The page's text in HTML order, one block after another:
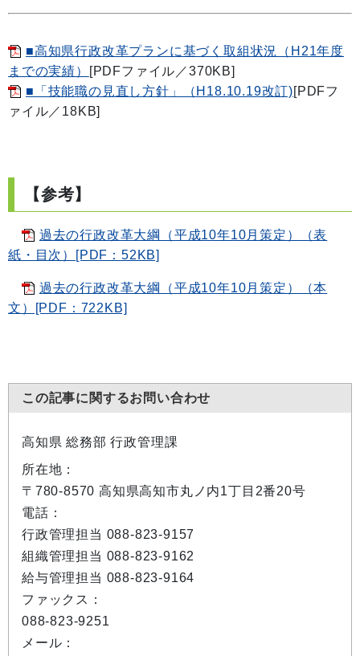
■高知県行政改革プランに基づく取組状況（H21年度
までの実績）
[PDFファイル／370KB]
■「技能職の見直し方針」（H18.10.19改訂)[PDFフ
ァイル／18KB]
【参考】
過去の行政改革大綱（平成10年10月策定）（表
紙・目次）[PDF：52KB]
過去の行政改革大綱（平成10年10月策定）（本
文）[PDF：722KB]
この記事に関するお問い合わせ
高知県 総務部 行政管理課
所在地：
〒780-8570 高知県高知市丸ノ内1丁目2番20号
電話：
行政管理担当 088-823-9157
組織管理担当 088-823-9162
給与管理担当 088-823-9164
ファックス：
088-823-9251
メール：